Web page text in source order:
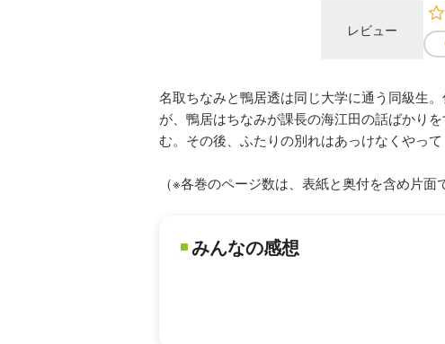
レビュー
名取ちなみと鴨居透は同じ大学に通う同級生
が、鴨居はちなみが課長の海江田の話ばかり
む。その後、ふたりの別れはあっけなくやって
（※各巻のページ数は、表紙と奥付を含め片面
みんなの感想